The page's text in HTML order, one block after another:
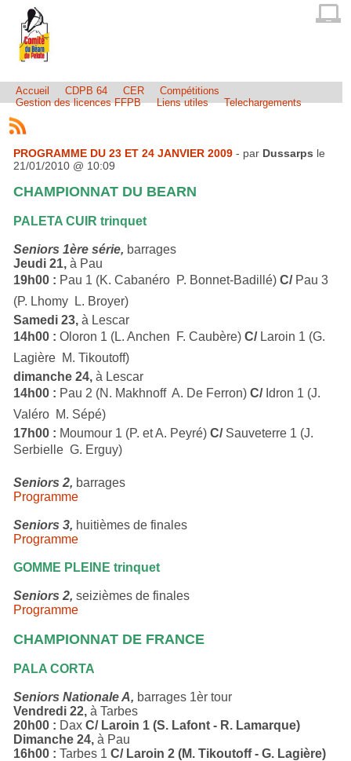
Accueil CDPB 64 CER
Compétitions
Gestion des licences FFPB
Liens utiles Telechargements
PROGRAMME DU 23 ET 24 JANVIER 2009 - par Dussarps le
21/01/2010 @ 10:09
CHAMPIONNAT DU BEARN
PALETA CUIR trinquet
Seniors 1ère série, barrages
Jeudi 21, à Pau
19h00 : Pau 1 (K. Cabanéro  P. Bonnet-Badillé) C/ Pau 3
(P. Lhomy  L. Broyer)
Samedi 23,à Lescar
14h00 : Oloron 1 (L. Anchen  F. Caubère)C/ Laroin 1 (G.
Lagière  M. Tikoutoff)
dimanche 24, à Lescar
14h00 : Pau 2 (N. Makhnoff  A. De Ferron)C/Idron 1 (J.
Valéro  M. Sépé)
17h00 : Moumour 1 (P. et A. Peyré)C/Sauveterre 1 (J.
Serbielle  G. Erguy)
Seniors 2, barrages
Programme
Seniors 3, huitièmes de finales
Programme
GOMME PLEINE trinquet
Seniors 2, seizièmes de finales
Programme
CHAMPIONNAT DE FRANCE
PALA CORTA
Seniors Nationale A, barrages 1èr tour
Vendredi 22, à Tarbes
20h00 : DaxC/ Laroin 1 (S. Lafont - R. Lamarque)
Dimanche 24, à Pau
16h00 :Tarbes 1C/ Laroin 2 (M. Tikoutoff - G. Lagière)